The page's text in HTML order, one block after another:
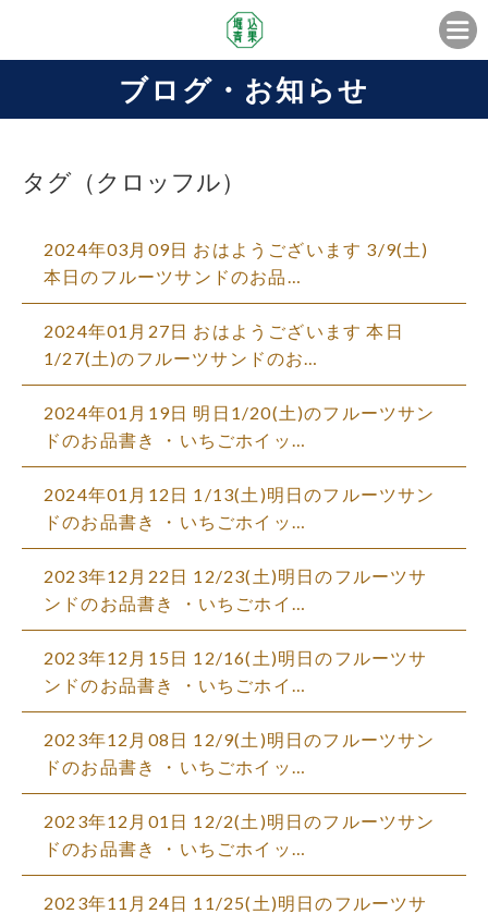
ブログ・お知らせ
タグ（クロッフル）
2024年03月09日 おはようございます️ 3/9(土)
本日のフルーツサンドのお品…
2024年01月27日 おはようございます️ 本日
1/27(土)のフルーツサンドのお…
2024年01月19日 明日1/20(土)のフルーツサン
ドのお品書き ・いちごホイッ…
2024年01月12日 1/13(土)明日のフルーツサン
ドのお品書き ・いちごホイッ…
2023年12月22日 12/23(土)明日のフルーツサ
ンドのお品書き ・いちごホイ…
2023年12月15日 12/16(土)明日のフルーツサ
ンドのお品書き ・いちごホイ…
2023年12月08日 12/9(土)明日のフルーツサン
ドのお品書き ・いちごホイッ…
2023年12月01日 12/2(土)明日のフルーツサン
ドのお品書き ・いちごホイッ…
2023年11月24日 11/25(土)明日のフルーツサ